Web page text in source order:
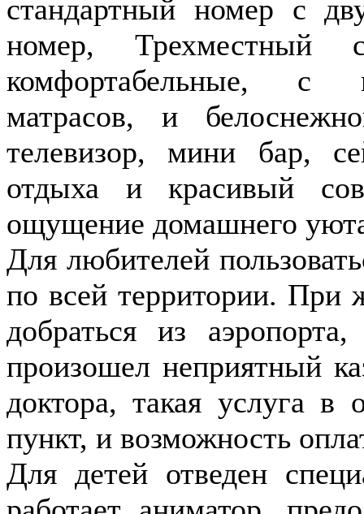
стандартный номер с
номер, Трехместный
комфортабельные, с
матрасов, и
телевизор, мини бар,
отдыха и красивый
ощущение домашнего
Для любителей
по всей территории. При
добраться из
произошел неприятный
доктора, такая услуга
пункт, и возможность
Для детей отведен